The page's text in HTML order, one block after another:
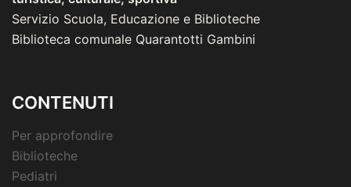
Servizio Scuola, Educazione e Biblioteche
Biblioteca comunale Quarantotti Gambini
CONTENUTI
Per approfondire
Biblioteche
Pediatri